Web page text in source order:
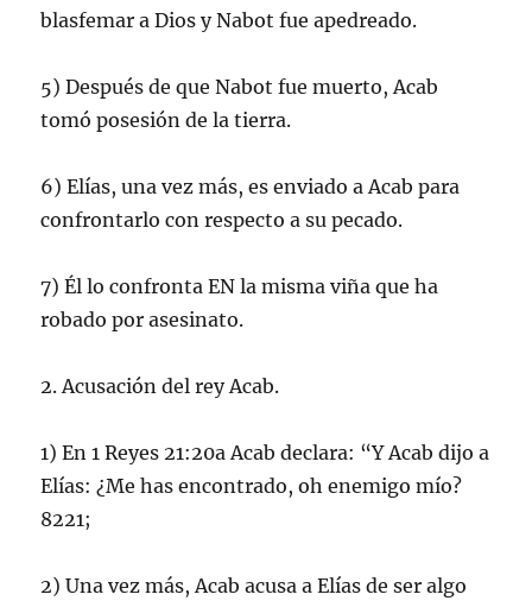
blasfemar a Dios y Nabot fue apedreado.
5) Después de que Nabot fue muerto, Acab
tomó posesión de la tierra.
6) Elías, una vez más, es enviado a Acab para
confrontarlo con respecto a su pecado.
7) Él lo confronta EN la misma viña que ha
robado por asesinato.
2. Acusación del rey Acab.
1) En 1 Reyes 21:20a Acab declara: “Y Acab dijo a
Elías: ¿Me has encontrado, oh enemigo mío?
8221;
2) Una vez más, Acab acusa a Elías de ser algo